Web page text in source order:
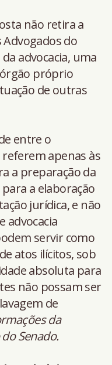
não retira a
do
advocacia, uma
próprio
de outras
entre o
referem apenas às
a preparação da
a elaboração
jurídica, e não
advocacia
servir como
atos ilícitos, sob
absoluta para
não possam ser
de
da
Senado.